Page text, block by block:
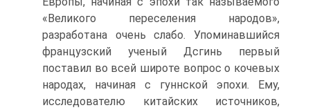
«Великого переселения народов»,
разработана очень слабо. Упоминавшийся
французский ученый Дсгинь первый
поставил во всей широте вопрос о кочевых
народах, начиная с гуннской эпохи. Ему,
исследователю китайских источников,